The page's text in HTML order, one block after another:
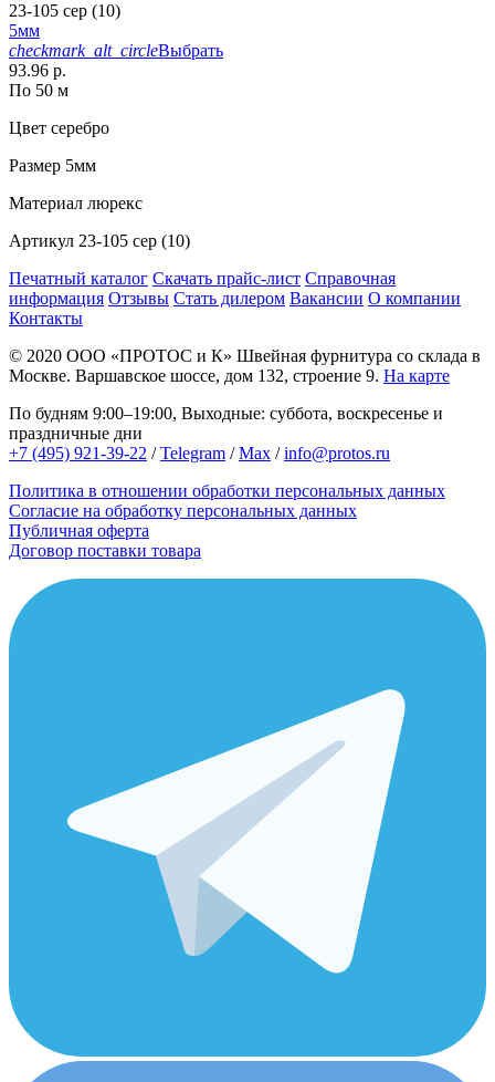
23-105 сер (10)
5мм
checkmark_alt_circleВыбрать
93.96 р.
По 50 м
Цвет серебро
Размер 5мм
Материал люрекс
Артикул 23-105 сер (10)
Печатный каталог Скачать прайс-лист Справочная
информация Отзывы Стать дилером Вакансии О компании
Контакты
© 2020 ООО «ПРОТОС и К» Швейная фурнитура со склада в
Москве. Варшавское шоссе, дом 132, строение 9. На карте
По будням 9:00–19:00, Выходные: суббота, воскресенье и
праздничные дни
+7 (495) 921-39-22 /Telegram /Max /info@protos.ru
Политика в отношении обработки персональных данных
Согласие на обработку персональных данных
Публичная оферта
Договор поставки товара